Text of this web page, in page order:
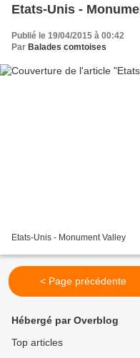
Etats-Unis -
Publié le 19/04/2015 à 00:42
Par Balades comtoises
Etats-Unis - Monument Valley
< Page précédente
Hébergé par Overblog
Top articles